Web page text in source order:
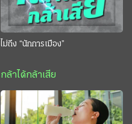
ไม่ถึง “นักการเมือง”
กล้าได้กล้าเสีย